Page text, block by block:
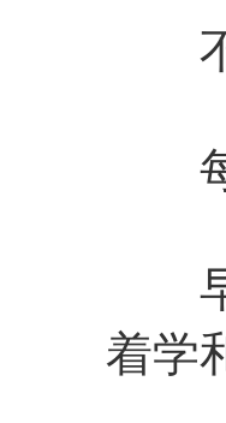
不
每
早
着学